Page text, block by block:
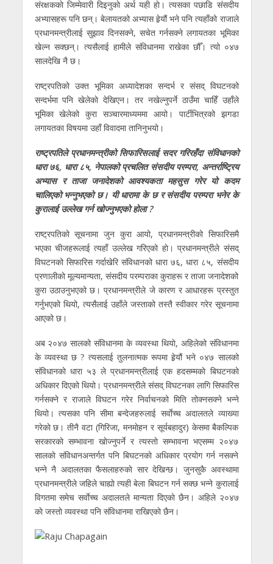
संरक्षककाे जिम्मेवारी दिइनुकाे अर्थ यही हाे। त्यसका पछाडि संसदीय
अभ्यासहरू पनि छन्। बेलायतको अभ्यास हेर्‍यौं भने पनि त्यहाँको राजाले
प्रधानमन्त्रीलाई सुझाव दिनसक्ने, सचेत गर्नसक्ने लगायतका भूमिका
खेल्न सक्छन्। त्यसैलाई हामीले संविधानमा राखेका छौँ। त्यो ०४७
सालदेखि नै छ।
राष्ट्रपतिको उक्त भूमिका अध्यादेशका सन्दर्भ र संसद् विघटनको
सन्दर्भमा पनि खेलेकाे देखिएन। तर नखेल्नुपर्ने ठाउँमा चाहिँ उहाँले
भूमिका खेलेको कुरा सञ्चारमाध्यममा आयो। पार्टीभित्रको झगडा
लगायतका विषयमा उहाँ विवादमा तानिनुभयो।
राष्ट्रपतिले प्रधानमन्त्रीको सिफारिसलाई सदर गरिरहँदा संविधानको
धारा ७६, धारा ८५, नेपालको प्रचलित संसदीय परम्परा, अन्तर्राष्ट्रिय
अभ्यास र ताजा जनादेशको आवश्यकता महसुस गरेर यो कदम
चालिएको भन्नुभएको छ। यी धारामा के छ र संसदीय परम्परा भनेर के
कुरालाई उल्लेख गर्न खोज्नुभएको होला ?
राष्ट्रपतिको सूचनामा जुन कुरा आयो, प्रधानमन्त्रीको सिफारिसमै
भएका चीजहरूलाई त्यहाँ उल्लेख गरिएको हाे। प्रधानमन्त्रीले संसद्
विघटनको सिफारिस गर्दाखेरि संविधानको धारा ७६, धारा ८५, संसदीय
प्रणालीकाे मूल्यमान्यता, संसदीय परम्पराका कुराहरू र ताजा जनादेशको
कुरा उठाउनुभएको छ। प्रधानमन्त्रीले जे कारण र आधारहरू प्रस्तुत
गर्नुभएको थियो, त्यसैलाई उहाँले जस्ताको तस्तै स्वीकार गरेर सूचनामा
आएको छ।
अब २०४७ सालको संविधानमा के व्यवस्था थियाे, अहिलेको संविधानमा
के व्यवस्था छ ? त्यसलाई तुलनात्मक रूपमा हेर्‍यौं भने ०४७ सालको
संविधानकाे धारा ५३ ले प्रधानमन्त्रीलाई एक हदसम्मकाे बिघटनकाे
अधिकार दिएको थियो। प्रधानमन्त्रीले संसद् विघटनका लागि सिफारिस
गर्नसक्ने र राजाले विघटन गरेर निर्वाचनको मिति तोक्नसक्ने भन्ने
थियो। त्यसका पनि सीमा बन्देजहरुलाई सर्वाेच्च अदालतले व्याख्या
गरेकाे छ। तीनै वटा (गिरिजा, मनमाेहन र सूर्यबहादुर) केसमा बैकल्पिक
सरकारकाे सम्भावना खाेज्नुपर्ने र त्यस्ताे सम्भावना भएसम्म २०४७
सालकाे संविधानअन्तर्गत पनि बिघटनकाे अधिकार प्रयाेग गर्न नसक्ने
भन्ने नै अदालतका फैसलाहरुकाे सार देखिन्छ। जुनसुकै अवस्थामा
प्रधानमन्त्रीले जहिले चाह्याे त्यही बेला बिघटन गर्न सक्छ भन्ने कुरालाई
विगतमा समेच सर्वाेच्च अदालतले मान्यता दिएकाे छैन। अहिले २०४७
काे जस्ताे व्यवस्था पनि संविधानमा राखिएकाे छैन।